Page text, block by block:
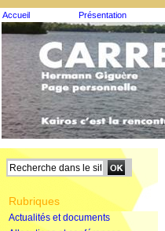
Accueil Présentation
Rubriques
Actualités et documents